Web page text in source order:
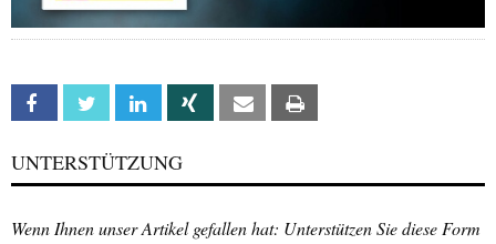
Facebook Twitter Linkedin Xing Email
UNTERSTÜTZUNG
Wenn Ihnen unser Artikel gefallen hat: Unterstützen Sie diese Form